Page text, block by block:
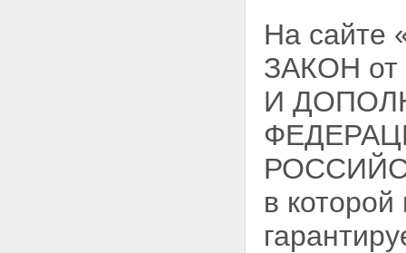
На сайте
ЗАКОН
И
в